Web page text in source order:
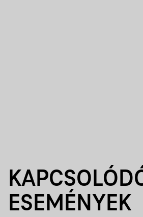
ESEMÉNYEK